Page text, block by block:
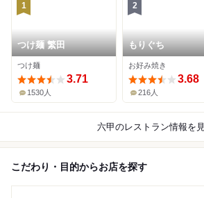
1
つけ麺 繁田
つけ麺
3.71
1530人
2
もりぐち
お好み焼き
3.68
216人
六甲のレストラン情報を
こだわり・目的からお店を探す